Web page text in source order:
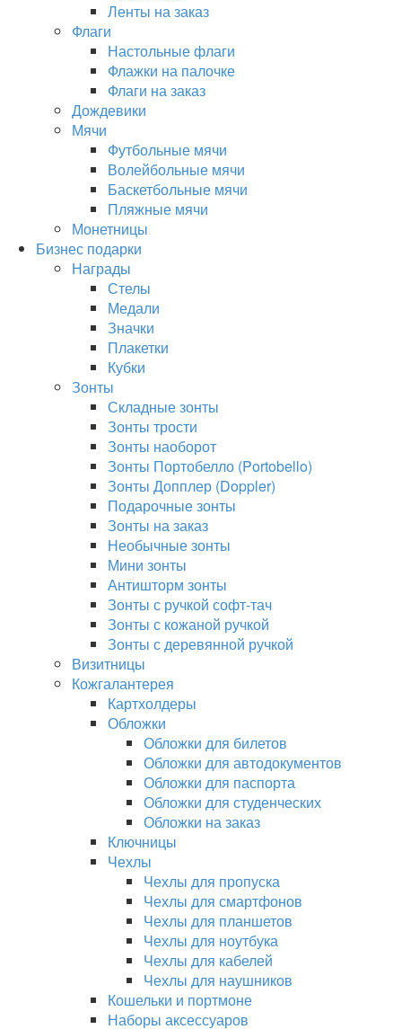
Ленты на заказ
Флаги
Настольные флаги
Флажки на палочке
Флаги на заказ
Дождевики
Мячи
Футбольные мячи
Волейбольные мячи
Баскетбольные мячи
Пляжные мячи
Монетницы
Бизнес подарки
Награды
Стелы
Медали
Значки
Плакетки
Кубки
Зонты
Складные зонты
Зонты трости
Зонты наоборот
Зонты Портобелло (Portobello)
Зонты Допплер (Doppler)
Подарочные зонты
Зонты на заказ
Необычные зонты
Мини зонты
Антишторм зонты
Зонты с ручкой софт-тач
Зонты с кожаной ручкой
Зонты с деревянной ручкой
Визитницы
Кожгалантерея
Картхолдеры
Обложки
Обложки для билетов
Обложки для автодокументов
Обложки для паспорта
Обложки для студенческих
Обложки на заказ
Ключницы
Чехлы
Чехлы для пропуска
Чехлы для смартфонов
Чехлы для планшетов
Чехлы для ноутбука
Чехлы для кабелей
Чехлы для наушников
Кошельки и портмоне
Наборы аксессуаров